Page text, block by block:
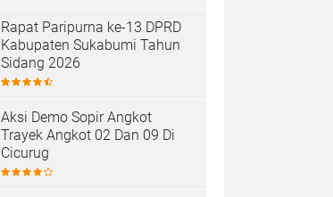
Rapat Paripurna ke-13 DPRD
Kabupaten Sukabumi Tahun
Sidang 2026
Aksi Demo Sopir Angkot
Trayek Angkot 02 Dan 09 Di
Cicurug